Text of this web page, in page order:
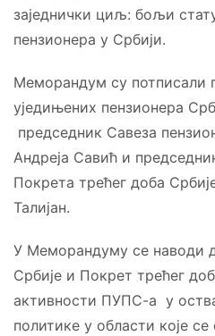
заједнички циљ: бољи
пензионера у Србији.
Меморандум су потписали
уједињених пензионера
председник Савеза
Андреја Савић и
Покрета трећег доба
Талијан.
У Меморандуму се наводи
Србије и Покрет трећег
активности ПУПС-а у
политике у области које